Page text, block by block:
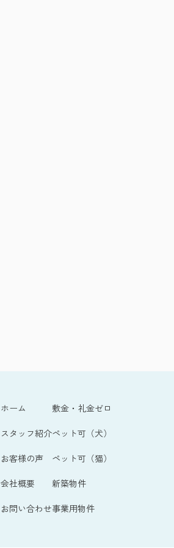
ホーム
スタッフ紹介
お客様の声
会社概要
お問い合わせ
敷金・礼金ゼロ
ペット可（犬）
ペット可（猫）
新築物件
事業用物件